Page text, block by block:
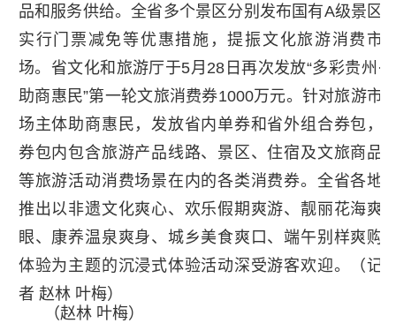
品和服务供给。全省多个景区分别发布国有A级景区
实行门票减免等优惠措施，提振文化旅游消费市
场。省文化和旅游厅于5月28日再次发放“多彩贵州·
助商惠民”第一轮文旅消费券1000万元。针对旅游市
场主体助商惠民，发放省内单券和省外组合券包，
券包内包含旅游产品线路、景区、住宿及文旅商品
等旅游活动消费场景在内的各类消费券。全省各地
推出以非遗文化爽心、欢乐假期爽游、靓丽花海爽
眼、康养温泉爽身、城乡美食爽口、端午别样爽购
体验为主题的沉浸式体验活动深受游客欢迎。（记
者 赵林 叶梅）
（赵林 叶梅）